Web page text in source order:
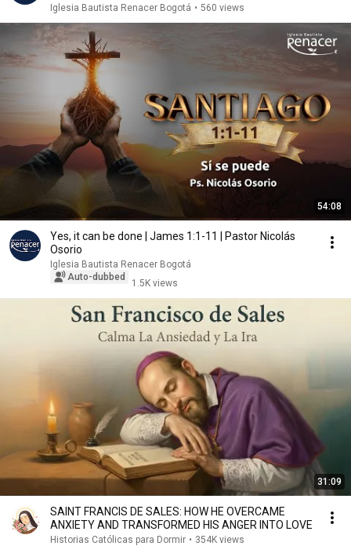
Iglesia Bautista Renacer Bogotá • 560 views
54:08
Yes, it can be done | James 1:1-11 | Pastor Nicolás
Osorio
Iglesia Bautista Renacer Bogotá
Auto-dubbed
1.5K views
31:09
SAINT FRANCIS DE SALES: HOW HE OVERCAME
ANXIETY AND TRANSFORMED HIS ANGER INTO LOVE
Historias Católicas para Dormir • 354K views